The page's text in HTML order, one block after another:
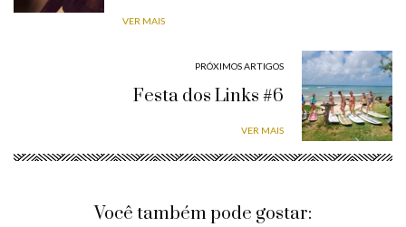
VER MAIS
PRÓXIMOS ARTIGOS
Festa dos Links #6
VER MAIS
Você também pode gostar: